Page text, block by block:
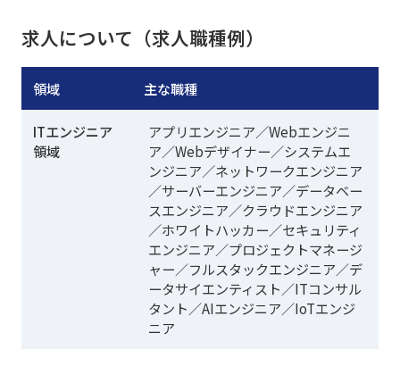
求人について（求人職種例）
領域 主な職種
ITエンジニア
領域
アプリエンジニア／Webエンジニ
ア／Webデザイナー／システムエ
ンジニア／ネットワークエンジニア
／サーバーエンジニア／データベー
スエンジニア／クラウドエンジニア
／ホワイトハッカー／セキュリティ
エンジニア／プロジェクトマネージ
ャー／フルスタックエンジニア／デ
ータサイエンティスト／ITコンサル
タント／AIエンジニア／IoTエンジ
ニア